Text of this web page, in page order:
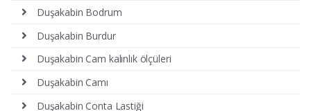
Duşakabin Bodrum
Duşakabin Burdur
Duşakabin Cam kalınlık ölçüleri
Duşakabin Camı
Duşakabin Conta Lastiği